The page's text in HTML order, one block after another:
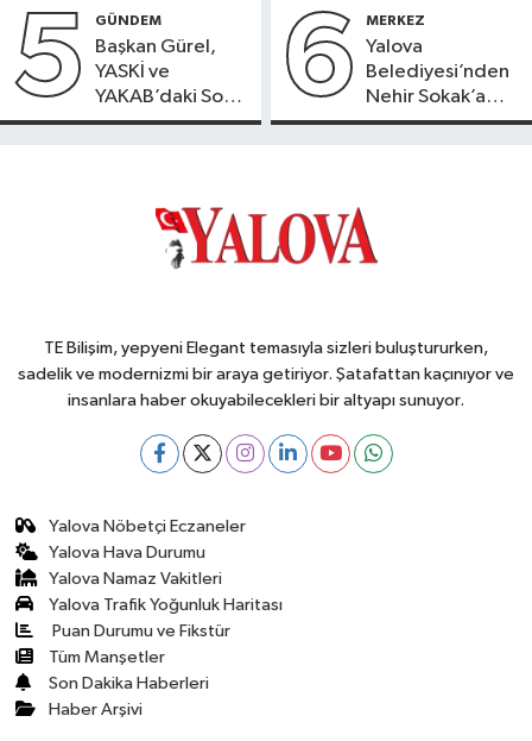
5 GÜNDEM
Başkan Gürel,
YASKİ ve
YAKAB’daki Son
Durumu Açıkladı
6 MERKEZ
Yalova
Belediyesi’nden
Nehir Sokak’a
Konforlu Dokunuş
TE Bilişim, yepyeni Elegant temasıyla sizleri buluştururken,
sadelik ve modernizmi bir araya getiriyor. Şatafattan kaçınıyor ve
insanlara haber okuyabilecekleri bir altyapı sunuyor.
Yalova Nöbetçi Eczaneler
Yalova Hava Durumu
Yalova Namaz Vakitleri
Yalova Trafik Yoğunluk Haritası
Puan Durumu ve Fikstür
Tüm Manşetler
Son Dakika Haberleri
Haber Arşivi